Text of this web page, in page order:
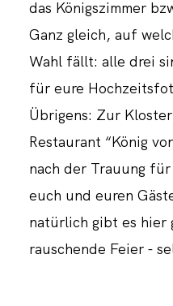
das Königszimmer
Ganz gleich, auf
Wahl fällt: alle drei
für eure
Übrigens: Zur
Restaurant “König
nach der Trauung
euch und euren
natürlich gibt es hier
rauschende Feier -